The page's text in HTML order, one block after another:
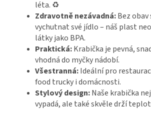
léta. ♻️
Zdravotně nezávadná:Bez obav
vychutnat své jídlo – náš plast
látky jako BPA.
Praktická:Krabička je pevná,
vhodná do myčky nádobí.
Všestranná:Ideální pro
food trucky i domácnosti.
Stylový design:Naše krabička
vypadá, ale také skvěle drží